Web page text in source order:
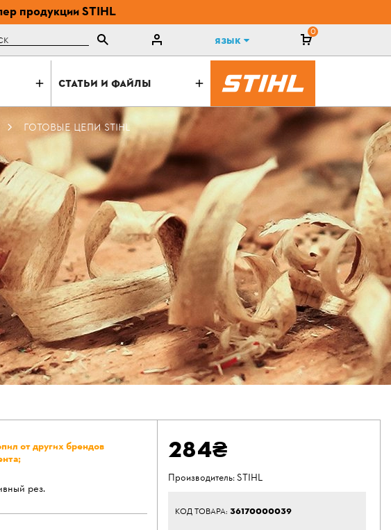
продукции STIHL
Язык
0
СТАТЬИ И ФАЙЛЫ
ГОТОВЫЕ ЦЕПИ STIHL
от других брендов
рез.
284₴
Производитель:STIHL
КОД ТОВАРА: 36170000039